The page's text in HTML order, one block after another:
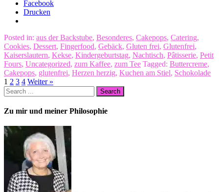
Facebook
Drucken
Posted in: aus der Backstube, Besonderes, Cakepops, Catering,
Cookies, Dessert, Fingerfood, Gebäck, Gluten frei, Glutenfrei,
Kaiserslautern, Kekse, Kindergeburtstag, Nachtisch, Pâtisserie, Petit
Fours, Uncategorized, zum Kaffee, zum Tee Tagged: Buttercreme,
Cakepops, glutenfrei, Herzen herzig, Kuchen am Stiel, Schokolade
1 2 3 4 Weiter »
Zu mir und meiner Philosophie